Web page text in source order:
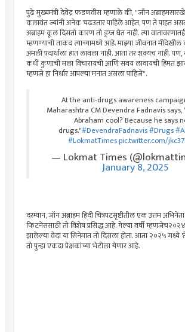
पुढे मुख्यमंत्री देवेंद्र फडणवीस म्हणाले की, "जॉन
कलावंत ज्यांनी अनेक चढउतार पाहिले आहेत, पण ते पाहत
अब्राहम कूल दिसतो कारण तो ड्रग्ज घेत नाही. त्या
म्हणण्याची ताकद त्याच्यामध्ये आहे. माझ्या जीवनात
अंमली पदार्थाला हात लावला नाही. आता तर शक्यच नाही.
कधी कुणाची मला विचारायची आणि सवय लावायची हिंमत
म्हणजे हा निर्धार आपल्या मनात असला पाहिजे".
At the anti-drugs awareness
Maharashtra CM Devendra Fadnavis says,
Abraham cool? Because he says
drugs."#DevendraFadnavis#Drugs
#LokmatTimespic.twitter.com/
— Lokmat Times
January 8, 2025
दरम्यान, जॉन अब्राहम हिंदी चित्रपटसृष्टीतील एक उत्तम
फिटनेससाठी तो विशेष प्रसिद्ध आहे. गेल्या वर्षी म्हणजेच२०२४
झालेल्या वेदा या सिनेमात तो दिसला होता. आता २०२५ मध्ये
तो पुन्हा एकदा प्रेक्षकांच्या भेटीला येणार आहे.